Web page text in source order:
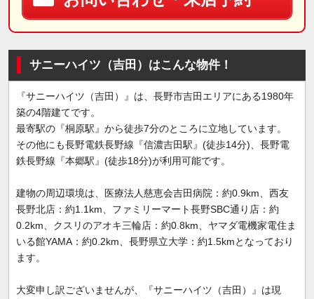
サニーハイツ（吉田）はこんな物件！
『サニーハイツ（吉田）』は、長野市吉田エリアにある1980年
築の4階建てです。
最寄駅の『桐原駅』から徒歩7分のところに立地しています。
その他にも長野電鉄長野線『信濃吉田駅』(徒歩14分)、長野電
鉄長野線『本郷駅』(徒歩18分)が利用可能です。
建物の周辺環境は、医療法人慈恵会吉田病院：約0.9km、西友
長野北店：約1.1km、ファミリーマート長野SBC通り店：約
0.2km、クスリのアオキ三輪店：約0.8km、ヤマダ電機家電住ま
いる館YAMA：約0.2km、長野県立大学：約1.5kmとなっており
ます。
大変申し訳ございませんが、『サニーハイツ（吉田）』は現